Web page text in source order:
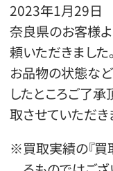
2023年1月29日
奈良県のお客様
頼いただきました
お品物の状態など
したところご了
取させていただき
※買取実績の『買